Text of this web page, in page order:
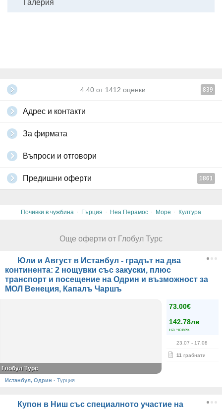
Галерия
4.40 от 1412 оценки 839
Адрес и контакти
За фирмата
Въпроси и отговори
Предишни оферти 1861
Почивки в чужбина · Гърция · Неа Перамос · Море · Култура
Още оферти от Глобул Турс
Юли и Август в Истанбул - градът на два
континента: 2 нощувки със закуски, плюс
транспорт и посещение на Одрин и възможност за
МОЛ Венеция, Капалъ Чаршъ
73.00€
142.78лв
на човек
23.07 - 17.08
11 грабнати
Глобул Турс
Истанбул, Одрин · Турция
Купон в Ниш със специалното участие на